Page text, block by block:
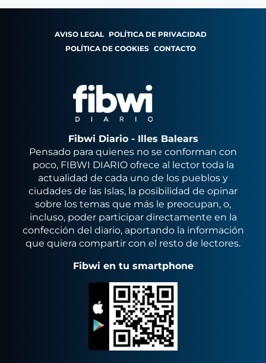
AVISO LEGAL POLÍTICA DE PRIVACIDAD
POLÍTICA DE COOKIES CONTACTO
Fibwi Diario - Illes Balears
Pensado para quienes no se conforman con
poco, FIBWI DIARIO ofrece al lector toda la
actualidad de cada uno de los pueblos y
ciudades de las Islas, la posibilidad de opinar
sobre los temas que más le preocupan, o,
incluso, poder participar directamente en la
confección del diario, aportando la información
que quiera compartir con el resto de lectores.
Fibwi en tu smartphone